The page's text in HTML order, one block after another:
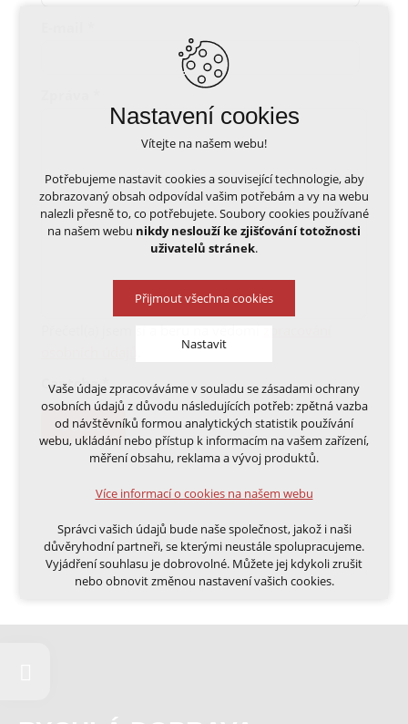
Captcha*
Odeslat
Nastavení cookies
Vítejte na našem webu!
Potřebujeme nastavit cookies a související technologie, aby
zobrazovaný obsah odpovídal vašim potřebám a vy na webu
nalezli přesně to, co potřebujete. Soubory cookies používané
na našem webu nikdy neslouží ke zjišťování totožnosti
uživatelů stránek.
Přijmout všechna cookies
Nastavit
Technická cookies
nutná pro provozování webu
udržení kontextu stránek (session): případná
přihlášení, volby jazyka, apod.
Volitelná cookies
analytická pro anonymizované vyhodnocení
marketingová cookies (Google, Ecomail, Sklik,
Smartsupp, Heureka)
Více informací o cookies na našem webu
Vaše údaje zpracováváme v souladu se zásadami ochrany
osobních údajů z důvodu následujících potřeb: zpětná vazba
od návštěvníků formou analytických statistik používání
webu, ukládání nebo přístup k informacím na vašem zařízení,
měření obsahu, reklama a vývoj produktů.
Více informací o cookies na našem webu
Správci vašich údajů bude naše společnost, jakož i naši
důvěryhodní partneři, se kterými neustále spolupracujeme.
Vyjádření souhlasu je dobrovolné. Můžete jej kdykoli zrušit
nebo obnovit změnou nastavení vašich cookies.